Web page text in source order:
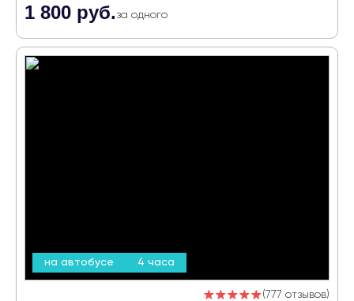
1 800 руб. за одного
на автобусе 4 часа
777 отзывов